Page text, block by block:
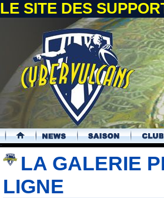
LE SITE DES
.
LA GALERIE
LIGNE